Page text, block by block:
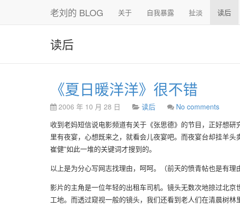
老刘的 BLOG 关于 自我暴露 扯淡 读后
读后
《夏日暖洋洋》很不错
2006 年 10 月 28 日 读后
No comments
收到老妈短信说电影频道有关于《张思德》的节目，正好想
里有夜宴，心想既来之，就看会儿夜宴吧。而夜宴台却挂羊
崔健”如此一堆的关键词才搜到的。
以上是为分心写网志找理由，呵呵。（前天的愤青帖也是有理
影片的主角是一位年轻的出租车司机。镜头无数次地掠过北
工地。而透过窥视一般的镜头，我们还看到老人们在清晨树林